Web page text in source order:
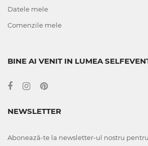
Datele mele
Comenzile mele
BINE AI VENIT IN LUMEA
NEWSLETTER
Abonează-te la newsletter-ul nostru